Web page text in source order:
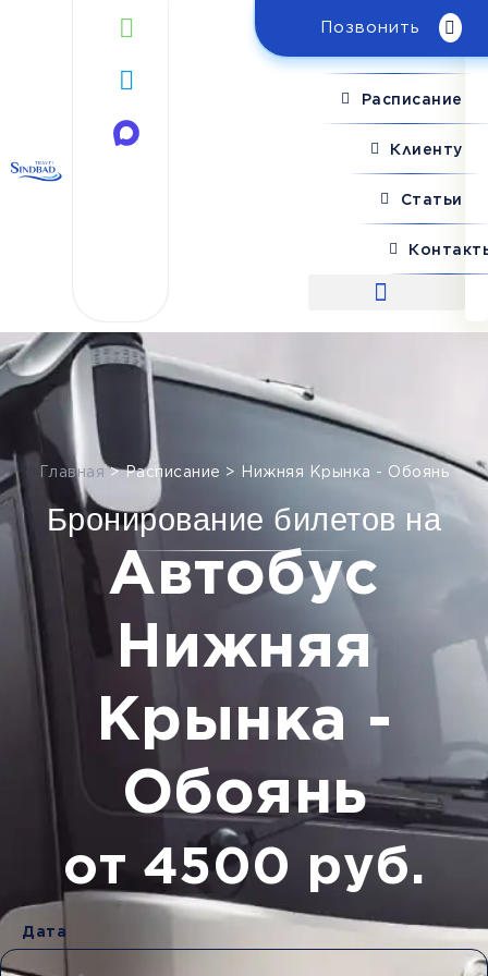
Позвонить
Расписание
Клиенту
Статьи
Главная >Расписание > Нижняя Крынка - Обоянь
Бронирование билетов на
Автобус
Нижняя
Крынка -
Обоянь
от 4500 руб.
Дата